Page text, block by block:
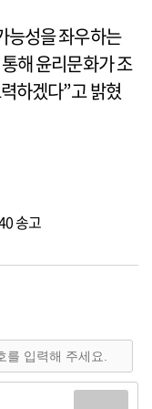
능성을 좌우하는
해 윤리문화가 조
하겠다”고 밝혔
송고